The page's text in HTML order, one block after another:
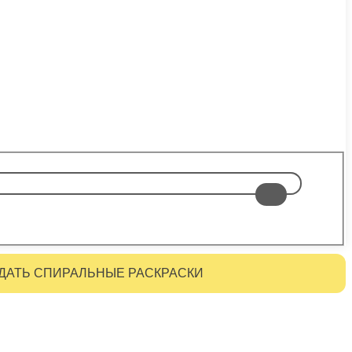
СПИРАЛЬНЫЕ РАСКРАСКИ